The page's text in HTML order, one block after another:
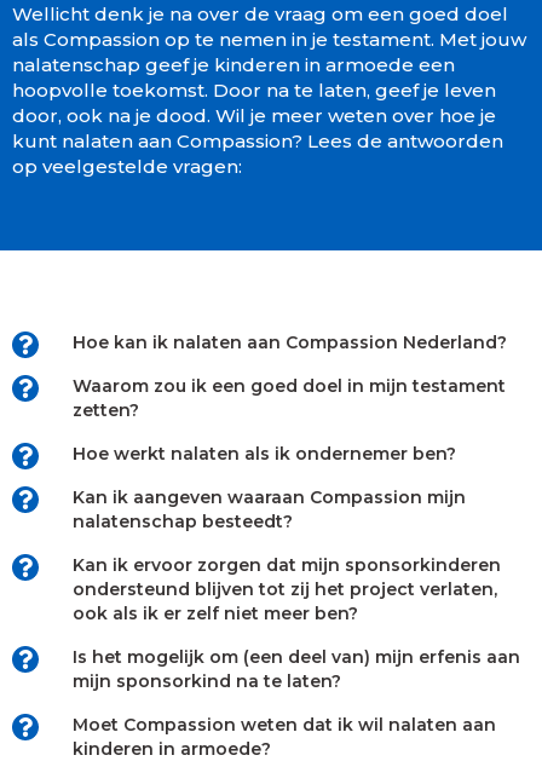
Wellicht denk je na over de vraag om een goed doel
als Compassion op te nemen in je testament. Met jouw
nalatenschap geef je kinderen in armoede een
hoopvolle toekomst. Door na te laten, geef je leven
door, ook na je dood. Wil je meer weten over hoe je
kunt nalaten aan Compassion? Lees de antwoorden
op veelgestelde vragen:
Hoe kan ik nalaten aan Compassion Nederland?
Waarom zou ik een goed doel in mijn testament
zetten?
Hoe werkt nalaten als ik ondernemer ben?
Kan ik aangeven waaraan Compassion mijn
nalatenschap besteedt?
Kan ik ervoor zorgen dat mijn sponsorkinderen
ondersteund blijven tot zij het project verlaten,
ook als ik er zelf niet meer ben?
Is het mogelijk om (een deel van) mijn erfenis aan
mijn sponsorkind na te laten?
Moet Compassion weten dat ik wil nalaten aan
kinderen in armoede?